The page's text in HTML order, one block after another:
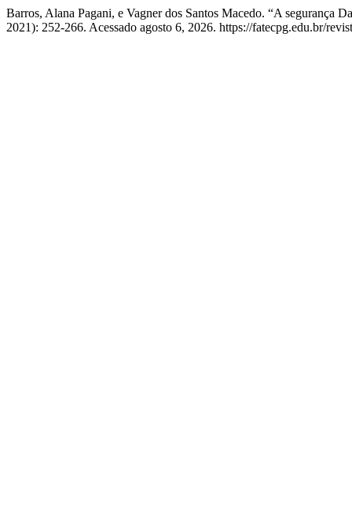
Barros, Alana Pagani, e Vagner dos Santos Macedo. “A segurança
2021): 252-266. Acessado agosto 6, 2026. https://fatecpg.edu.br/